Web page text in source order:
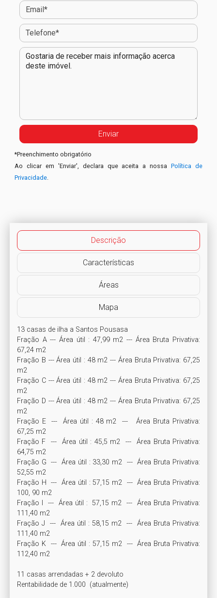
*Preenchimento obrigatório
Ao clicar em 'Enviar', declara que aceita a nossaPolítica de
Privacidade
Descrição
Características
Áreas
Mapa
13 casas de ilha a Santos Pousasa
Fração A --- Área útil : 47,99 m2 --- Área Bruta Privativa:
67,24 m2
Fração B --- Área útil : 48 m2 --- Área Bruta Privativa: 67,25
m2
Fração C --- Área útil : 48 m2 --- Área Bruta Privativa: 67,25
m2
Fração D --- Área útil : 48 m2 --- Área Bruta Privativa: 67,25
m2
Fração E  ---  Área útil : 48 m2  ---   Área Bruta Privativa:
67,25 m2
Fração F  ---  Área útil : 45,5 m2  ---  Área Bruta Privativa:
64,75 m2
Fração G  ---  Área útil : 33,30 m2  ---  Área Bruta Privativa:
52,55 m2
Fração H  ---  Área útil : 57,15 m2  ---  Área Bruta Privativa:
100, 90 m2
Fração I  ---  Área útil :  57,15 m2  ---  Área Bruta Privativa:
111,40 m2
Fração J  ---  Área útil : 58,15 m2  ---  Área Bruta Privativa:
111,40 m2
Fração K  ---  Área útil : 57,15 m2  ---  Área Bruta Privativa:
112,40 m2
11 casas arrendadas + 2 devoluto